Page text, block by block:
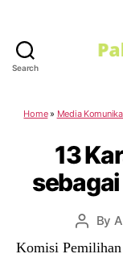
Search
Home» Media
13
Post
author
By
Komisi